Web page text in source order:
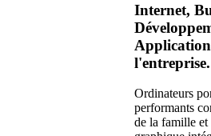
Internet,
l'entreprise.
Ordinateurs
performants
de la famille et